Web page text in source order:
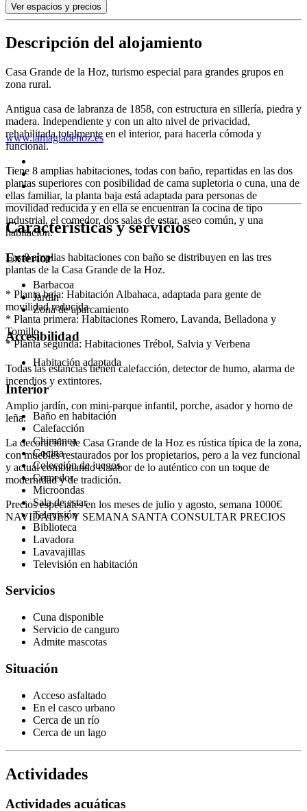
Ver espacios y precios
Descripción del alojamiento
Casa Grande de la Hoz, turismo especial para grandes grupos en
zona rural.
Antigua casa de labranza de 1858, con estructura en sillería, piedra y
madera. Independiente y con un alto nivel de privacidad,
rehabilitada totalmente en el interior, para hacerla cómoda y
funcional.
Tiene 8 amplias habitaciones, todas con baño, repartidas en las dos
plantas superiores con posibilidad de cama supletoria o cuna, una de
ellas familiar, la planta baja está adaptada para personas de
movilidad reducida y en ella se encuentran la cocina de tipo
industrial, el comedor, dos salas de estar, aseo común, y una
habitación.
Las 8 amplias habitaciones con baño se distribuyen en las tres
plantas de la Casa Grande de la Hoz.
* Planta baja: Habitación Albahaca, adaptada para gente de
movilidad reducida
* Planta primera: Habitaciones Romero, Lavanda, Belladona y
Tomillo
* Planta segunda: Habitaciones Trébol, Salvia y Verbena
Todas las estancias tienen calefacción, detector de humo, alarma de
incendios y extintores.
Amplio jardín, con mini-parque infantil, porche, asador y horno de
leña.
La decoración de Casa Grande de la Hoz es rústica típica de la zona,
con muebles restaurados por los propietarios, pero a la vez funcional
y actual combinando el sabor de lo auténtico con un toque de
modernidad y de tradición.
Precios especiales en los meses de julio y agosto, semana 1000€
NAVIDADES Y SEMANA SANTA CONSULTAR PRECIOS
www.lamagiadehoz.es
Características y servicios
Exterior
Barbacoa
Jardín
Zona de aparcamiento
Accesibilidad
Habitación adaptada
Interior
Baño en habitación
Calefacción
Chimenea
Cocina
Colección de juegos
Comedor
Microondas
Sala de estar
Televisión
Biblioteca
Lavadora
Lavavajillas
Televisión en habitación
Servicios
Cuna disponible
Servicio de canguro
Admite mascotas
Situación
Acceso asfaltado
En el casco urbano
Cerca de un río
Cerca de un lago
Actividades
Actividades acuáticas